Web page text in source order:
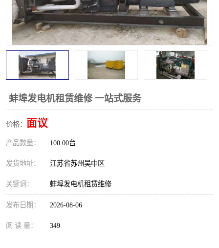
蚌埠发电机租赁维修 一站式服务
价格： 面议
产品数量： 100.00台
发货地址： 江苏省苏州吴中区
关键词： 蚌埠发电机租赁维修
发布日期： 2026-08-06
阅 读 量： 349
吊车出租租赁服务 叉车出租租赁服务